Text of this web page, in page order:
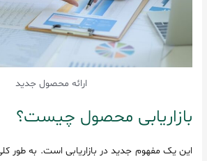
ارائه محصول جدید
بازاریابی محصول چیست؟
این یک مفهوم جدید در بازاریابی است. به طور